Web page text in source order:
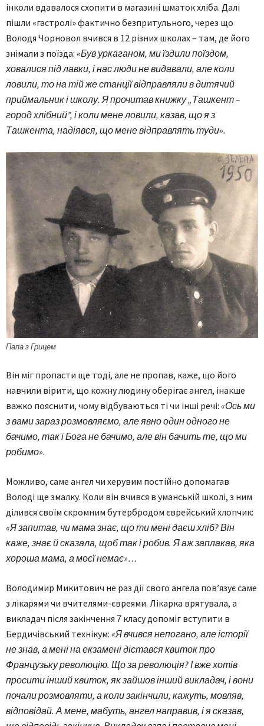
інколи вдавалося схопити в магазині шматок хліба. Далі
пішли «гастролі» фактично безпритульного, через що
Володя Чорновол вчився в 12 різних школах – там, де його
знімали з поїзда: «Був уркаганом, ми їздили поїздом,
ховалися під лавки, і нас люди не видавали, але коли
ловили, то на тій же станції відправляли в дитячий
приймальник і школу. Я прочитав книжку „Ташкент –
город хлібний”, і коли мене ловили, казав, що я з
Ташкента, надіявся, що мене відправлять туди».
Папа з Грицем
Він міг пропасти ще тоді, але не пропав, каже, що його
навчили вірити, що кожну людину оберігає ангел, інакше
важко пояснити, чому відбуваються ті чи інші речі: «Ось ми
з вами зараз розмовляємо, але явно один одного не
бачимо, так і Бога не бачимо, але він бачить те, що ми
робимо».
Можливо, саме ангел чи херувим постійно допомагав
Володі ще змалку. Коли він вчився в уманській школі, з ним
ділився своїм скромним бутербродом єврейський хлопчик:
«Я запитав, чи мама знає, що ти мені даєш хліб? Він
каже, знає й сказала, щоб так і робив. Я аж заплакав, яка
хороша мама, а моєї немає»…
Володимир Микитович не раз дії свого ангела пов’язує саме
з лікарями чи вчителями-євреями. Лікарка врятувала, а
викладач після закінчення 7 класу допоміг вступити в
Бердичівський технікум: «Я вчився непогано, але історії
не знав, а мені на екзамені дістався квиток про
Французьку революцію. Що за революція? І вже хотів
просити інший квиток, як зайшов інший викладач, і вони
почали розмовляти, а коли закінчили, кажуть, мовляв,
відповідай. А мене, мабуть, ангел направив, і я сказав,